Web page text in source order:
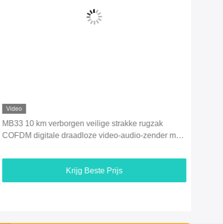
Video
MB33 Rugzak Mesh Radio, Beidou Navigatie, Wi-Fi
dekking
Krijg Beste Prijs